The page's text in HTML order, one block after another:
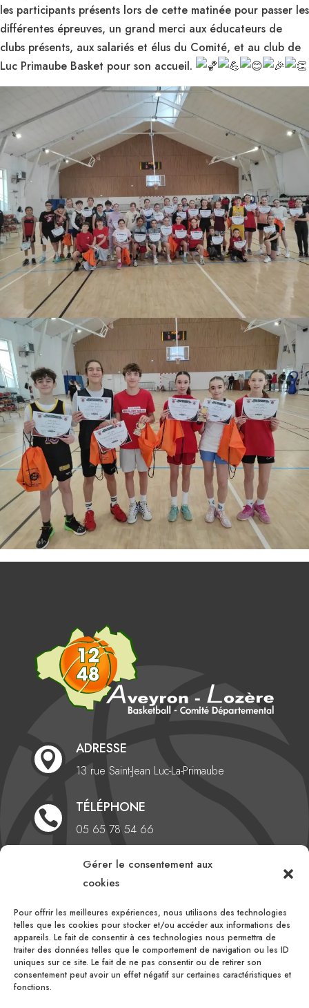
Gérer le consentement aux
cookies
Pour offrir les meilleures expériences, nous utilisons des technologies
telles que les cookies pour stocker et/ou accéder aux informations des
appareils. Le fait de consentir à ces technologies nous permettra de
traiter des données telles que le comportement de navigation ou les ID
uniques sur ce site. Le fait de ne pas consentir ou de retirer son
consentement peut avoir un effet négatif sur certaines caractéristiques et
fonctions.
les participants présents lors de cette matinée pour passer les
différentes épreuves, un grand merci aux éducateurs de
clubs présents, aux salariés et élus du Comité, et au club de
Luc Primaube Basket pour son accueil.

ADRESSE
13 rue Saint-Jean Luc-La-Primaube

TÉLÉPHONE
05 65 78 54 66
EMAIL
comite@aveyronlozerebasketball.org

HEURES D'OUVERTURE
Du lundi au vendredi
10h00 – 16h00